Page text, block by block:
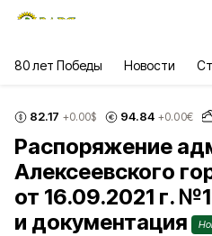
80 лет Победы Новости
82.17 +0.00$ 94.84 +0.00€
Распоряжение
Алексеевского
от 16.09.2021 г.
и документация